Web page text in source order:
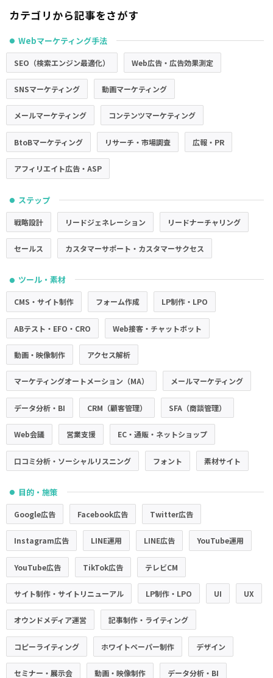
カテゴリから記事をさがす
● Webマーケティング手法
SEO（検索エンジン最適化） Web広告・広告効果測定
SNSマーケティング 動画マーケティング
メールマーケティング コンテンツマーケティング
BtoBマーケティング リサーチ・市場調査 広報・PR
アフィリエイト広告・ASP
● ステップ
戦略設計 リードジェネレーション リードナーチャリング
セールス カスタマーサポート・カスタマーサクセス
● ツール・素材
CMS・サイト制作 フォーム作成 LP制作・LPO
ABテスト・EFO・CRO Web接客・チャットボット
動画・映像制作 アクセス解析
マーケティングオートメーション（MA） メールマーケティング
データ分析・BI CRM（顧客管理） SFA（商談管理）
Web会議 営業支援 EC・通販・ネットショップ
口コミ分析・ソーシャルリスニング フォント 素材サイト
● 目的・施策
Google広告 Facebook広告 Twitter広告
Instagram広告 LINE運用 LINE広告 YouTube運用
YouTube広告 TikTok広告 テレビCM
サイト制作・サイトリニューアル LP制作・LPO UI UX
オウンドメディア運営 記事制作・ライティング
コピーライティング ホワイトペーパー制作 デザイン
セミナー・展示会 動画・映像制作 データ分析・BI